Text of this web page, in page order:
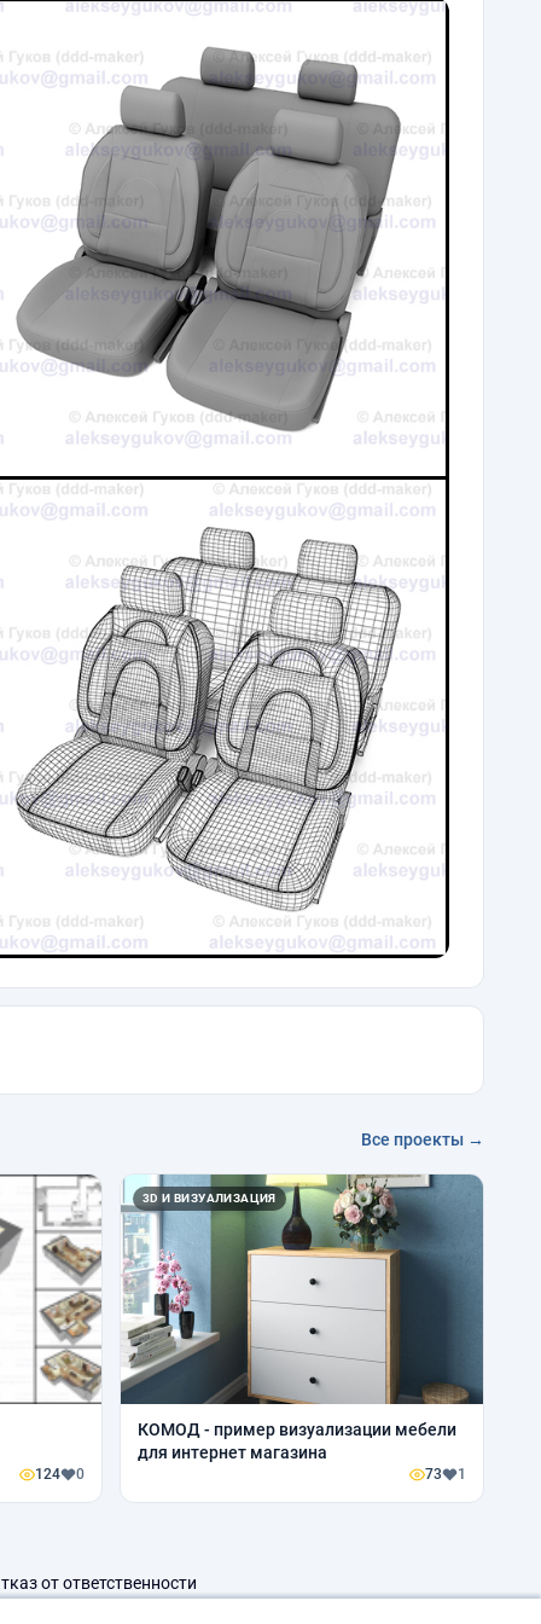
Все проекты →
124 0
3D И ВИЗУАЛИЗАЦИЯ
КОМОД - пример визуализации мебели
для интернет магазина
73 1
от ответственности